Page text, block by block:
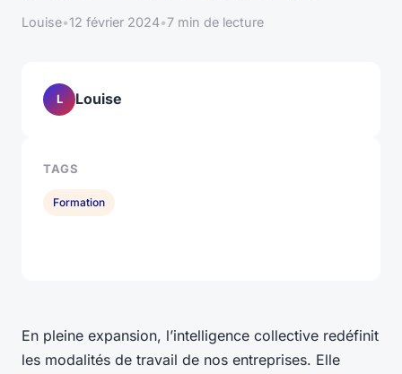
Louise•12 février 2024•7 min de lecture
En pleine expansion, l’intelligence collective redéfinit
les modalités de travail de nos entreprises. Elle
L Louise
TAGS
Formation